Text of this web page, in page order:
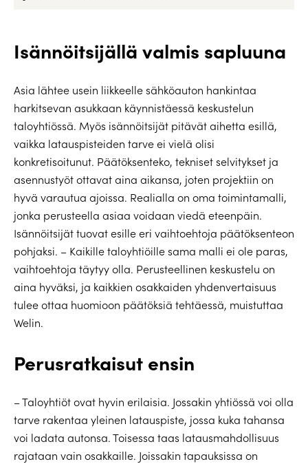
Isännöitsijällä valmis sapluuna
Asia lähtee usein liikkeelle sähköauton hankintaa
harkitsevan asukkaan käynnistäessä keskustelun
taloyhtiössä. Myös isännöitsijät pitävät aihetta esillä,
vaikka latauspisteiden tarve ei vielä olisi
konkretisoitunut. Päätöksenteko, tekniset selvitykset ja
asennustyöt ottavat aina aikansa, joten projektiin on
hyvä varautua ajoissa. Realialla on oma toimintamalli,
jonka perusteella asiaa voidaan viedä eteenpäin.
Isännöitsijät tuovat esille eri vaihtoehtoja päätöksenteon
pohjaksi. – Kaikille taloyhtiöille sama malli ei ole paras,
vaihtoehtoja täytyy olla. Perusteellinen keskustelu on
aina hyväksi, ja kaikkien osakkaiden yhdenvertaisuus
tulee ottaa huomioon päätöksiä tehtäessä, muistuttaa
Welin.
Perusratkaisut ensin
– Taloyhtiöt ovat hyvin erilaisia. Jossakin yhtiössä voi olla
tarve rakentaa yleinen latauspiste, jossa kuka tahansa
voi ladata autonsa. Toisessa taas latausmahdollisuus
rajataan vain osakkaille. Joissakin tapauksissa on